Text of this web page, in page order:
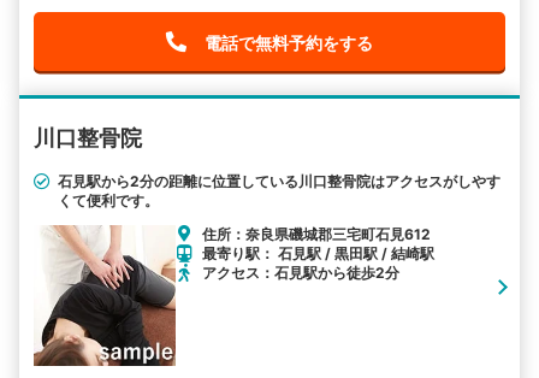
電話で無料予約をする
川口整骨院
石見駅から2分の距離に位置している川口整骨院はアクセスがしやす
くて便利です。
住所：奈良県磯城郡三宅町石見612
最寄り駅： 石見駅 / 黒田駅 / 結崎駅
アクセス：石見駅から徒歩2分